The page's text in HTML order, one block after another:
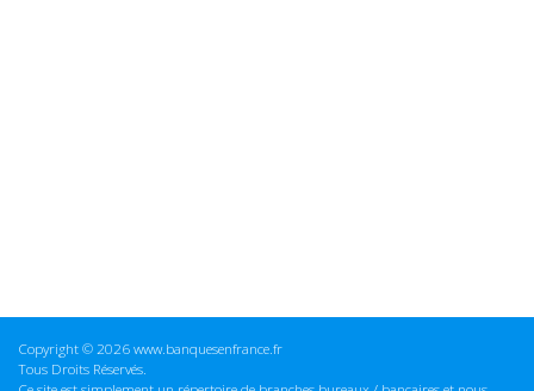
Copyright © 2026 www.banquesenfrance.fr
Tous Droits Réservés.